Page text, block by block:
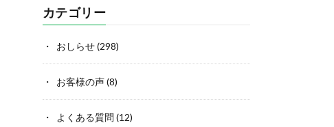
カテゴリー
おしらせ(298)
お客様の声(8)
よくある質問 (12)